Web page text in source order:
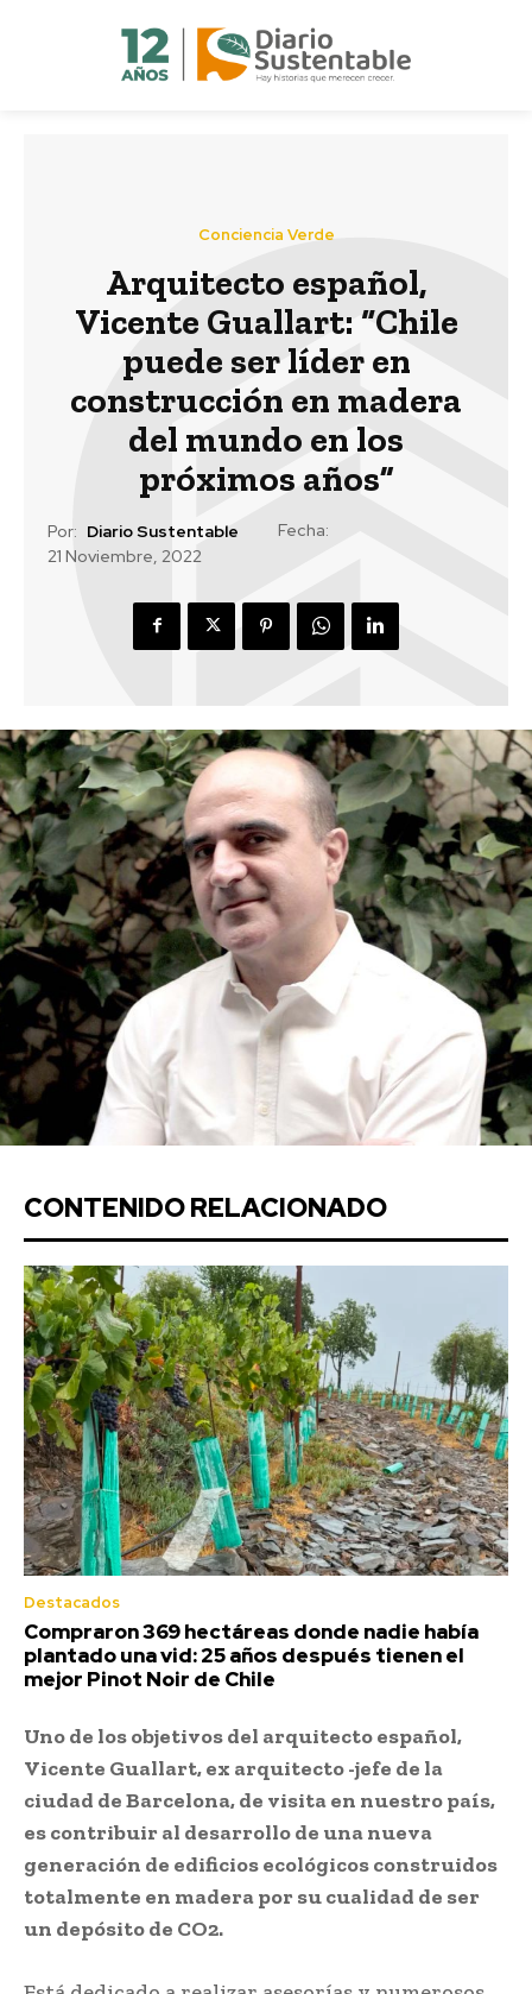
Conciencia Verde
Arquitecto español,
Vicente Guallart: “Chile
puede ser líder en
construcción en madera
del mundo en los
próximos años”
Por: Diario Sustentable
Fecha:
21 Noviembre, 2022
CONTENIDO RELACIONADO
Destacados
Compraron 369 hectáreas donde nadie había
plantado una vid: 25 años después tienen el
mejor Pinot Noir de Chile
Uno de los objetivos del arquitecto español,
Vicente Guallart, ex arquitecto -jefe de la
ciudad de Barcelona, de visita en nuestro país,
es contribuir al desarrollo de una nueva
generación de edificios ecológicos construidos
totalmente en madera por su cualidad de ser
un depósito de CO2.